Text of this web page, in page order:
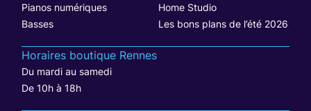
Pianos numériques
Home Studio
Basses
Les bons plans de l’été 2026
Horaires boutique Rennes
Du mardi au samedi
De 10h à 18h